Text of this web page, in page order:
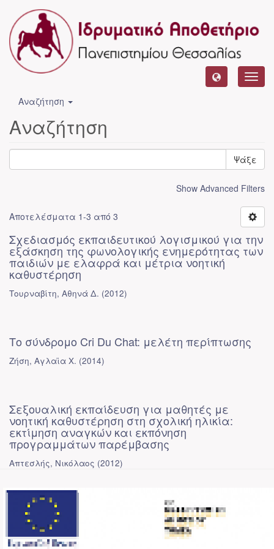
Αναζήτηση
Αναζήτηση
Ψάξε
Show Advanced Filters
Αποτελέσματα 1-3 από 3
Σχεδιασμός εκπαιδευτικού λογισμικού για την
εξάσκηση της φωνολογικής ενημερότητας των
παιδιών με ελαφρά και μέτρια νοητική
καθυστέρηση
Τουρναβίτη, Αθηνά Δ. (2012)
Το σύνδρομο Cri Du Chat: μελέτη περίπτωσης
Ζήση, Αγλαϊα Χ. (2014)
Σεξουαλική εκπαίδευση για μαθητές με
νοητική καθυστέρηση στη σχολική ηλικία:
εκτίμηση αναγκών και εκπόνηση
προγραμμάτων παρέμβασης
Απτεσλής, Νικόλαος (2012)